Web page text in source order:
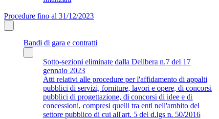
Procedure fino al 31/12/2023
Bandi di gara e contratti
Sotto-sezioni eliminate dalla Delibera n.7 del 17
gennaio 2023
Atti relativi alle procedure per l'affidamento di appalti
pubblici di servizi, forniture, lavori e opere, di concorsi
pubblici di progettazione, di concorsi di idee e di
concessioni, compresi quelli tra enti nell'ambito del
settore pubblico di cui all'art. 5 del d.lgs n. 50/2016